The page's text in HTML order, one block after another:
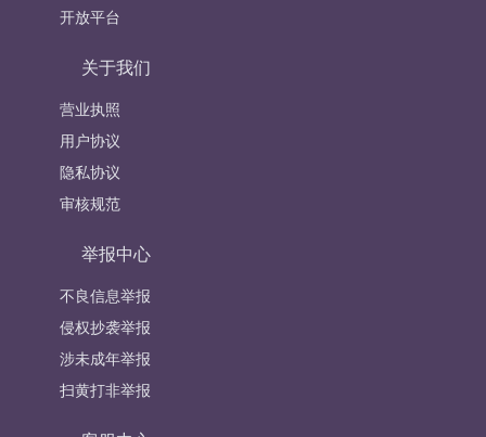
开放平台
关于我们
营业执照
用户协议
隐私协议
审核规范
举报中心
不良信息举报
侵权抄袭举报
涉未成年举报
扫黄打非举报